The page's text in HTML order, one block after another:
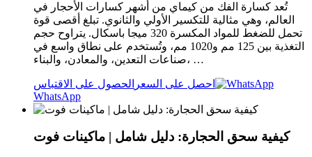
تُعد كسارة الفك من كيماي من أشهر كسارات الأحجار في
العالم، وهي مثالية للتكسير الأولي والثانوي. تبلغ أقصى قوة
تحمل للضغط للمواد المكسرة 320 ميجا باسكال. يتراوح حجم
التغذية بين 125 مم و1020 مم، وتُستخدم على نطاق واسع في
صناعات التعدين، والمعادن، والبناء، …
احصل على السعر الحصول على الاقتباس
WhatsApp
كيفية سحق الحجارة: دليل شامل | ماكينات فوت